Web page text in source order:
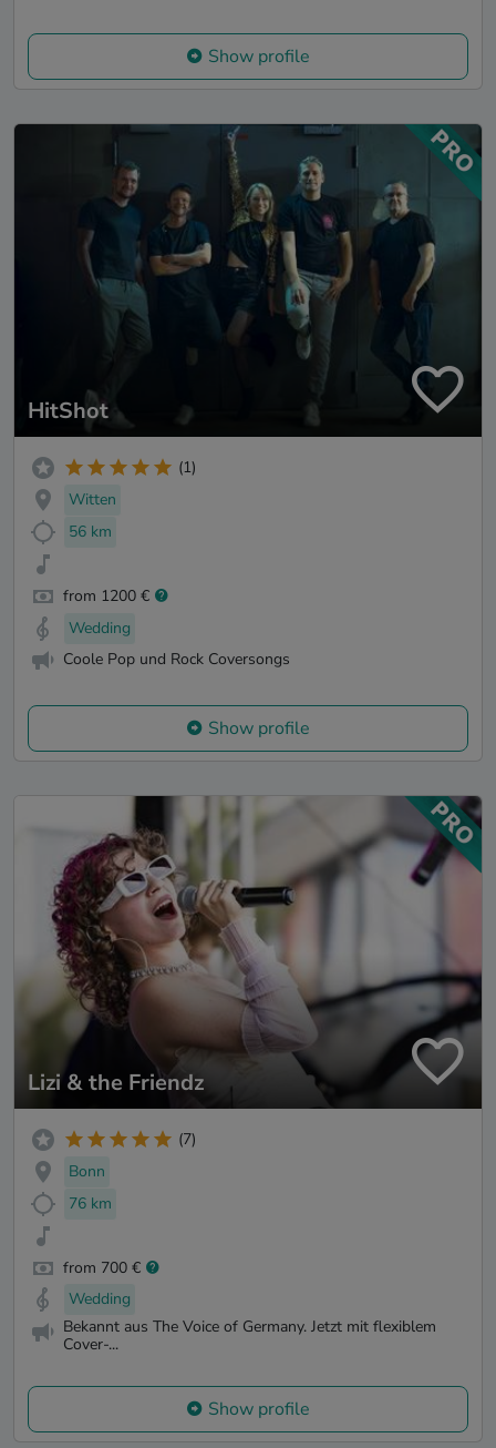
Show profile
HitShot
(1)
Witten
56 km
from 1200 €
Wedding
Coole Pop und Rock Coversongs
Show profile
Lizi & the Friendz
(7)
Bonn
76 km
from 700 €
Wedding
Bekannt aus The Voice of Germany. Jetzt mit flexiblem
Cover-...
Show profile